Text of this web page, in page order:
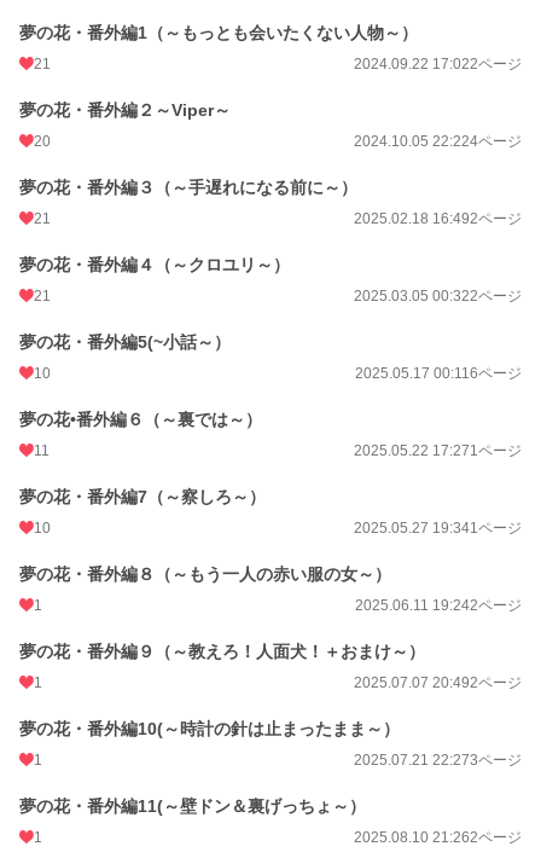
夢の花・番外編1（～もっとも会いたくない人物～）
21 2024.09.22 17:022ページ
夢の花・番外編２～Viper～
20 2024.10.05 22:224ページ
夢の花・番外編３（～手遅れになる前に～）
21 2025.02.18 16:492ページ
夢の花・番外編４（～クロユリ～）
21 2025.03.05 00:322ページ
夢の花・番外編5(~小話～）
10 2025.05.17 00:116ページ
夢の花•番外編６（～裏では～）
11 2025.05.22 17:271ページ
夢の花・番外編7（～察しろ～）
10 2025.05.27 19:341ページ
夢の花・番外編８（～もう一人の赤い服の女～）
1 2025.06.11 19:242ページ
夢の花・番外編９（～教えろ！人面犬！＋おまけ～）
1 2025.07.07 20:492ページ
夢の花・番外編10(～時計の針は止まったまま～）
1 2025.07.21 22:273ページ
夢の花・番外編11(～壁ドン＆裏げっちょ～）
1 2025.08.10 21:262ページ